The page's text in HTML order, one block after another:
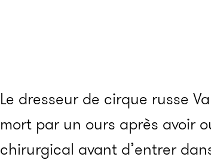
Le dresseur de cirque russe
mort par un ours après avoir
chirurgical avant d’entrer